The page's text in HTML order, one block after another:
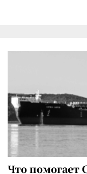
Что помогает